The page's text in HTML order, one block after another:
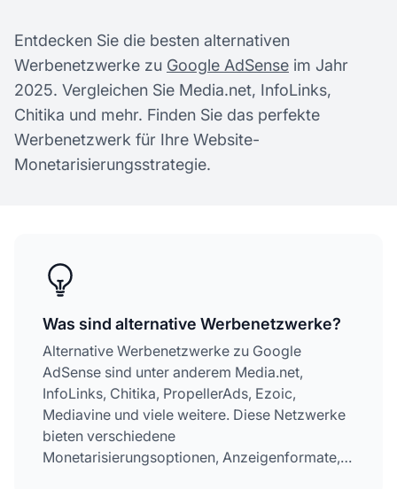
Entdecken Sie die besten alternativen
Werbenetzwerke zu Google AdSense im Jahr
2025. Vergleichen Sie Media.net, InfoLinks,
Chitika und mehr. Finden Sie das perfekte
Werbenetzwerk für Ihre Website-
Monetarisierungsstrategie.
Was sind alternative Werbenetzwerke?
Alternative Werbenetzwerke zu Google
AdSense sind unter anderem Media.net,
InfoLinks, Chitika, PropellerAds, Ezoic,
Mediavine und viele weitere. Diese Netzwerke
bieten verschiedene
Monetarisierungsoptionen, Anzeigenformate,